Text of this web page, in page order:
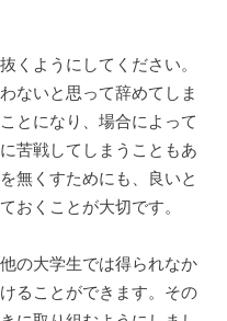
くようにしてください。
ないと思って辞めてしま
とになり、場合によって
苦戦してしまうこともあ
無くすためにも、良いと
おくことが大切です。
の大学生では得られなか
ることができます。その